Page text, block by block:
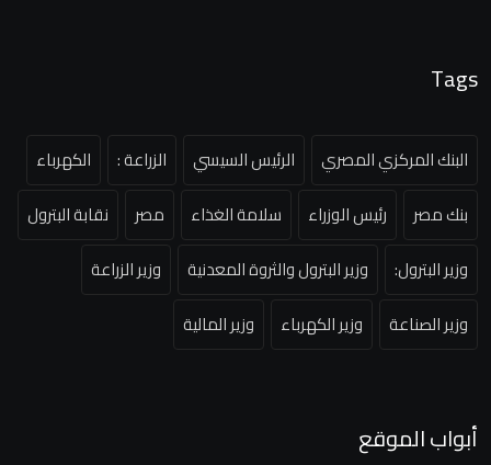
Tags
البنك المركزي المصري الرئيس السيسي الزراعة :
الكهرباء
بنك مصر
رئيس الوزراء سلامة الغذاء مصر
نقابة البترول
وزير البترول:
وزير البترول والثروة المعدنية
وزير الزراعة
وزير الصناعة
وزير الكهرباء وزير المالية
أبواب الموقع